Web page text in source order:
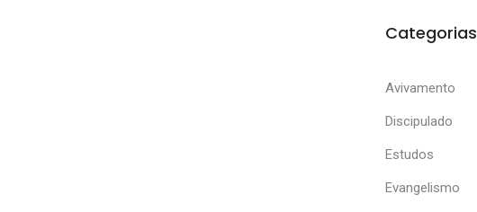
Categorias
Avivamento
Discipulado
Estudos
Evangelismo